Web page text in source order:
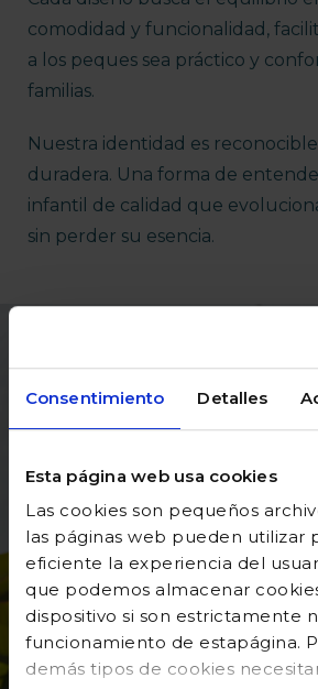
Consentimiento Detalles
Esta página web usa cookies
Las cookies son pequeños
las páginas web pueden utilizar
eficiente la experiencia del
que podemos almacenar
dispositivo si son estrictamente
funcionamiento de estapágina.
demás tipos de cookies
comodidad y funcionalidad,
a los peques sea práctico y
familias.
Nuestra identidad es
duradera. Una forma de
infantil de calidad que
sin perder su esencia.